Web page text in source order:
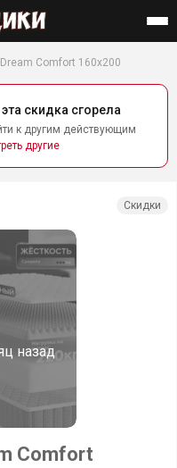
Найти
Dream Comfort 160x200
скидка сгорела
к другим действующим
другие
назад
Скидки
Comfort